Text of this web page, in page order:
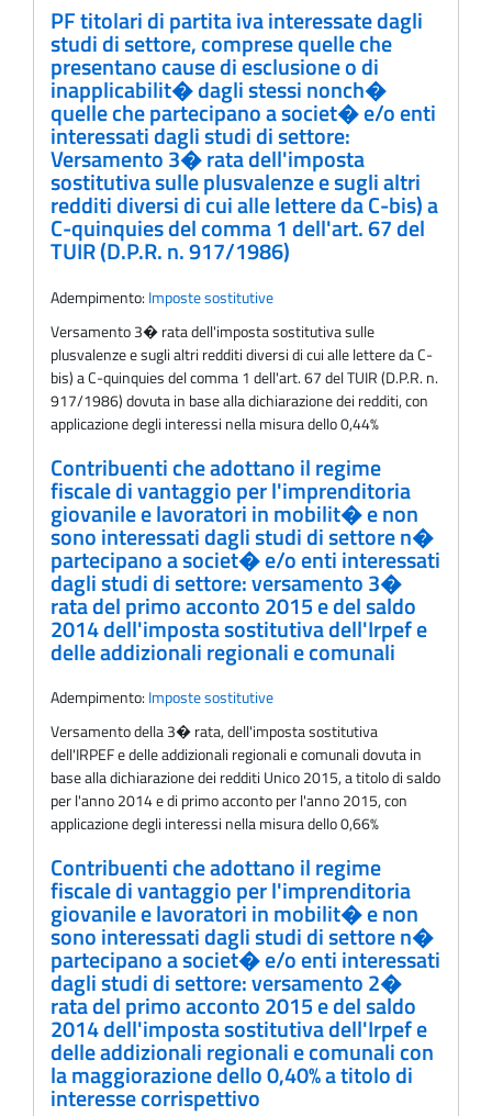
PF titolari di partita iva interessate dagli
studi di settore, comprese quelle che
presentano cause di esclusione o di
inapplicabilit� dagli stessi nonch�
quelle che partecipano a societ� e/o enti
interessati dagli studi di settore:
Versamento 3� rata dell'imposta
sostitutiva sulle plusvalenze e sugli altri
redditi diversi di cui alle lettere da C-bis) a
C-quinquies del comma 1 dell'art. 67 del
TUIR (D.P.R. n. 917/1986)
Adempimento: Imposte sostitutive
Versamento 3� rata dell'imposta sostitutiva sulle
plusvalenze e sugli altri redditi diversi di cui alle lettere da C-
bis) a C-quinquies del comma 1 dell'art. 67 del TUIR (D.P.R. n.
917/1986) dovuta in base alla dichiarazione dei redditi, con
applicazione degli interessi nella misura dello 0,44%
Contribuenti che adottano il regime
fiscale di vantaggio per l'imprenditoria
giovanile e lavoratori in mobilit� e non
sono interessati dagli studi di settore n�
partecipano a societ� e/o enti interessati
dagli studi di settore: versamento 3�
rata del primo acconto 2015 e del saldo
2014 dell'imposta sostitutiva dell'Irpef e
delle addizionali regionali e comunali
Adempimento: Imposte sostitutive
Versamento della 3� rata, dell'imposta sostitutiva
dell'IRPEF e delle addizionali regionali e comunali dovuta in
base alla dichiarazione dei redditi Unico 2015, a titolo di saldo
per l'anno 2014 e di primo acconto per l'anno 2015, con
applicazione degli interessi nella misura dello 0,66%
Contribuenti che adottano il regime
fiscale di vantaggio per l'imprenditoria
giovanile e lavoratori in mobilit� e non
sono interessati dagli studi di settore n�
partecipano a societ� e/o enti interessati
dagli studi di settore: versamento 2�
rata del primo acconto 2015 e del saldo
2014 dell'imposta sostitutiva dell'Irpef e
delle addizionali regionali e comunali con
la maggiorazione dello 0,40% a titolo di
interesse corrispettivo